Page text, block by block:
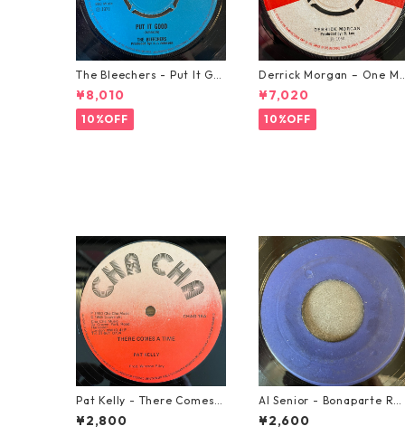
The Bleechers - Put It Go
od 【7-21637】
¥8,010
10%OFF
Derrick Morgan – One
rning In May【7-21653】
¥7,020
10%OFF
Pat Kelly - There Comes A
Time【12-50057】
¥2,800
Al Senior - Bonaparte Ret
reat【7-21861】
¥2,600